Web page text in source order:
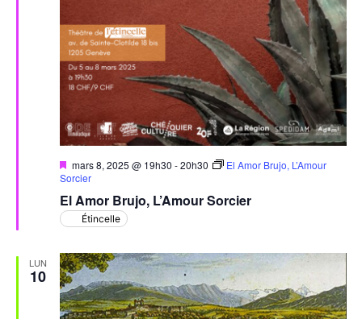
El Amor Brujo, L’Amour Sorcier
Mis
en
mars 8, 2025 @ 19h30 -20h30
El Amor Brujo, L’Amour
Sorcier
Étincelle
LUN
10